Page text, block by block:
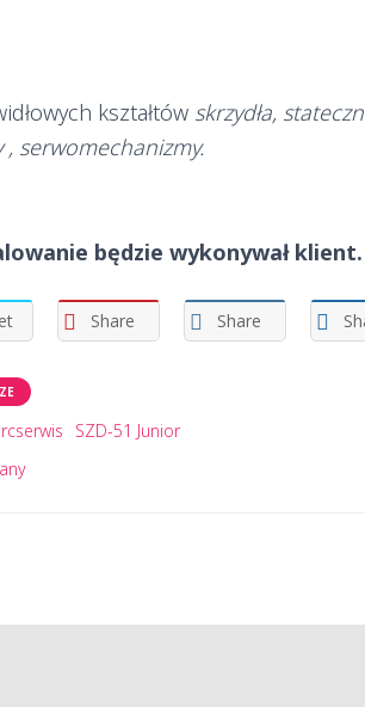
kształtów skrzydła,
serwomechanizmy.
będzie wykonywał klient.
Share Share
rcserwis
SZD-51 Junior